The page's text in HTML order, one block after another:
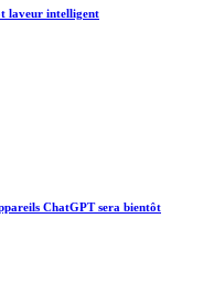
laveur intelligent
ChatGPT sera bientôt